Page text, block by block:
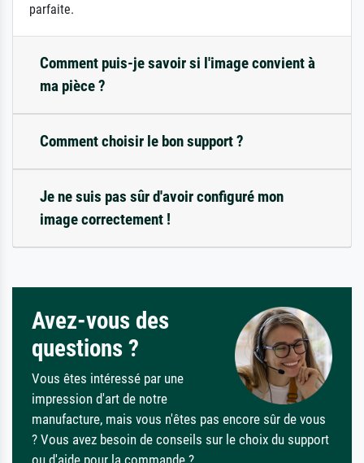
parfaite.
Comment puis-je savoir si l'image convient à
ma pièce ?
Comment choisir le bon support ?
Je ne suis pas sûr d'avoir configuré mon
image correctement !
Avez-vous des
questions ?
Vous êtes intéressé par une
impression d'art de notre
manufacture, mais vous n'êtes pas encore sûr de vous
? Vous avez besoin de conseils sur le choix du support
ou d'aide pour la commande ?